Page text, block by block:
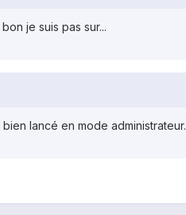
je suis pas sur...
lancé en mode administrateur.